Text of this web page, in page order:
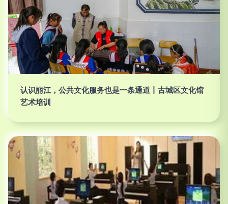
认识丽江，公共文化服务也是一条通道丨古城区文化馆
艺术培训